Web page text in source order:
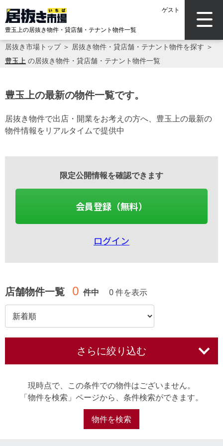
ゲスト
豊玉上の居抜き物件・貸店舗・テナント物件一覧
居抜き市場トップ＞ 居抜き物件・貸店舗・テナント物件を探す ＞
豊玉上 の居抜き物件・貸店舗・テナント物件一覧
豊玉上の最新の物件一覧です。
居抜き物件で出店・開業をお考えの方へ、豊玉上の最新の
物件情報をリアルタイムで提供中
限定公開情報を確認できます
会員登録（無料）
ログイン
店舗物件一覧 0 件中 0 件を表示
さらに絞り込む
現時点で、この条件での物件はございません。
「物件を検索」ページから、条件検索ができます。
物件を検索